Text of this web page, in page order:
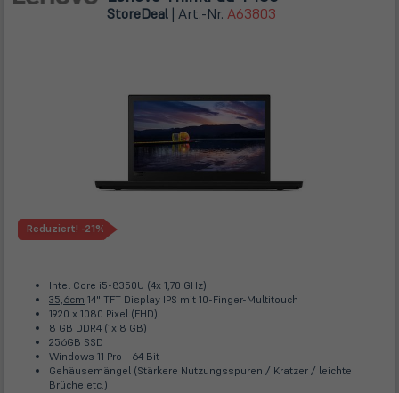
StoreDeal | Art.-Nr. A63803
Reduziert! -21%
Intel Core i5-8350U (4x 1,70 GHz)
35,6cm 14" TFT Display IPS mit 10-Finger-Multitouch
1920 x 1080 Pixel (FHD)
8 GB DDR4 (1x 8 GB)
256GB SSD
Windows 11 Pro - 64 Bit
Gehäusemängel (Stärkere Nutzungsspuren / Kratzer / leichte
Brüche etc.)